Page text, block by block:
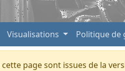
Visualisations Politique de
page sont issues de la